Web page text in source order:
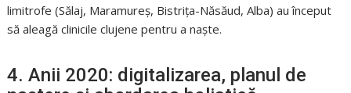
limitrofe (Sălaj, Maramureș, Bistrița-Năsăud, Alba) au început
să aleagă clinicile clujene pentru a naște.
4. Anii 2020: digitalizarea, planul de